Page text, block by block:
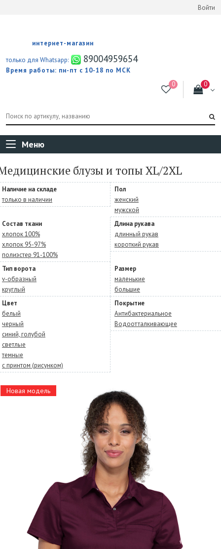
Войти
интернет-магазин
только для Whatsapp:
89004959654
Время работы: пн-пт с 10-18 по МСК
Меню
блузы и топы XL/2XL
Наличие на складе
только в наличии
Пол
женский
мужской
Состав ткани
хлопок 100%
хлопок 95-97%
полиэстер 91-100%
Длина рукава
длинный рукав
короткий рукав
Тип ворота
v-образный
круглый
Размер
маленькие
большие
Цвет
белый
черный
синий, голубой
светлые
темные
с принтом (рисунком)
Покрытие
Антибактериальное
Водоотталкивающее
Новая модель